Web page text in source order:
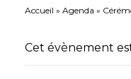
Accueil » Agenda »
Cet évènement